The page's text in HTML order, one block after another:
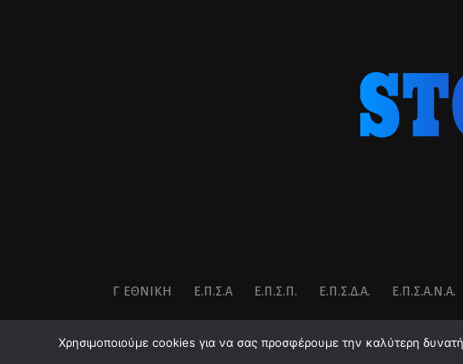
Γ ΕΘΝΙΚΉ Ε.Π.Σ.Α Ε.Π.Σ.Π. Ε.Π.Σ.Δ.Α. Ε.Π.Σ.Α.Ν.Α.
Χρησιμοποιούμε cookies για να σας προσφέρουμε την καλύτερη